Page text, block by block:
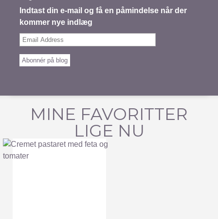
Indtast din e-mail og få en påmindelse når der
kommer nye indlæg
Email
Abonnér på blog
MINE FAVORITTER
LIGE NU